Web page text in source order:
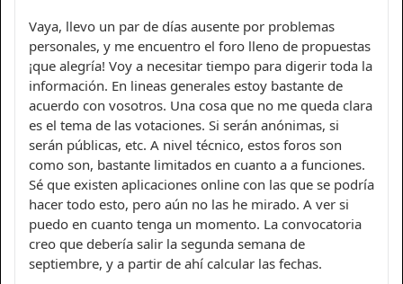
Vaya, llevo un par de días ausente por problemas
personales, y me encuentro el foro lleno de propuestas
¡que alegría! Voy a necesitar tiempo para digerir toda la
información. En lineas generales estoy bastante de
acuerdo con vosotros. Una cosa que no me queda clara
es el tema de las votaciones. Si serán anónimas, si
serán públicas, etc. A nivel técnico, estos foros son
como son, bastante limitados en cuanto a a funciones.
Sé que existen aplicaciones online con las que se podría
hacer todo esto, pero aún no las he mirado. A ver si
puedo en cuanto tenga un momento. La convocatoria
creo que debería salir la segunda semana de
septiembre, y a partir de ahí calcular las fechas.